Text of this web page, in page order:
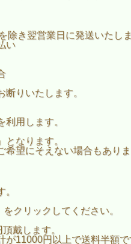
き翌営業日に発送いたしま
い
りいたします。
用します。
なります。
望にそえない場合もあり
クリックしてください。
戴します。
11000円以上で送料半額で